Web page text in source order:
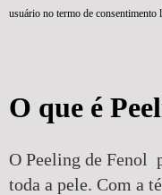
usuário no termo de consentimento
O que é
O Peeling de Fenol
toda a pele. Com a